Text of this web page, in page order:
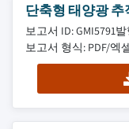
단축형 태양광 추
보고서 ID: GMI5791
보고서 형식: PDF/엑